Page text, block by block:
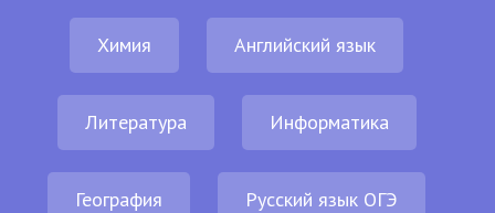
Химия Английский язык
Литература Информатика
География Русский язык ОГЭ